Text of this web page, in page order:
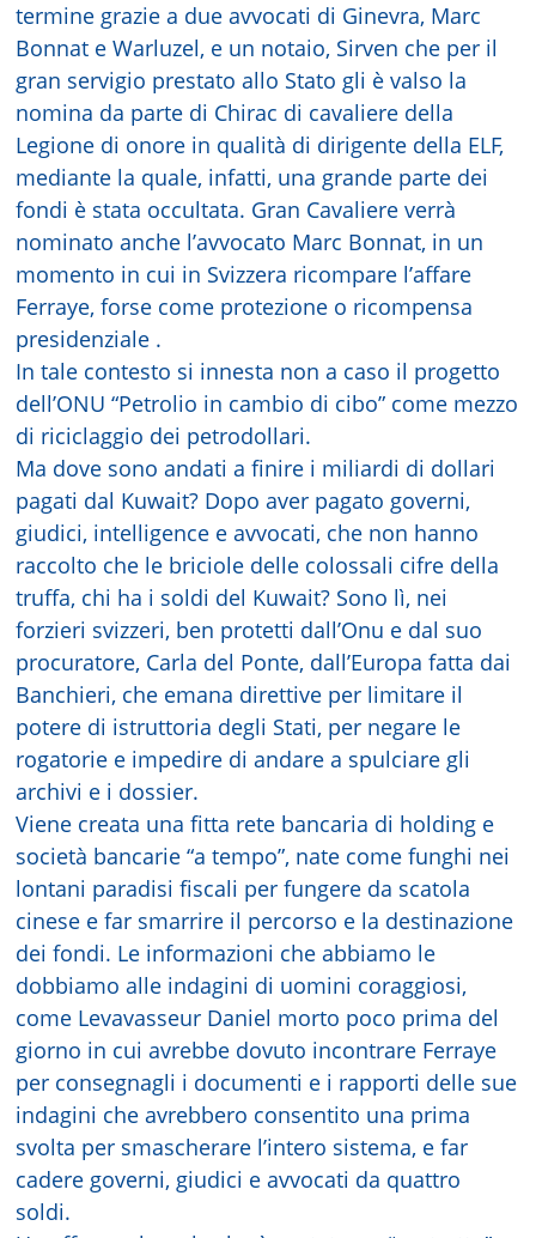
termine grazie a due avvocati di Ginevra, Marc
Bonnat e Warluzel, e un notaio, Sirven che per il
gran servigio prestato allo Stato gli è valso la
nomina da parte di Chirac di cavaliere della
Legione di onore in qualità di dirigente della ELF,
mediante la quale, infatti, una grande parte dei
fondi è stata occultata. Gran Cavaliere verrà
nominato anche l’avvocato Marc Bonnat, in un
momento in cui in Svizzera ricompare l’affare
Ferraye, forse come protezione o ricompensa
presidenziale .
In tale contesto si innesta non a caso il progetto
dell’ONU “Petrolio in cambio di cibo” come mezzo
di riciclaggio dei petrodollari.
Ma dove sono andati a finire i miliardi di dollari
pagati dal Kuwait? Dopo aver pagato governi,
giudici, intelligence e avvocati, che non hanno
raccolto che le briciole delle colossali cifre della
truffa, chi ha i soldi del Kuwait? Sono lì, nei
forzieri svizzeri, ben protetti dall’Onu e dal suo
procuratore, Carla del Ponte, dall’Europa fatta dai
Banchieri, che emana direttive per limitare il
potere di istruttoria degli Stati, per negare le
rogatorie e impedire di andare a spulciare gli
archivi e i dossier.
Viene creata una fitta rete bancaria di holding e
società bancarie “a tempo”, nate come funghi nei
lontani paradisi fiscali per fungere da scatola
cinese e far smarrire il percorso e la destinazione
dei fondi. Le informazioni che abbiamo le
dobbiamo alle indagini di uomini coraggiosi,
come Levavasseur Daniel morto poco prima del
giorno in cui avrebbe dovuto incontrare Ferraye
per consegnagli i documenti e i rapporti delle sue
indagini che avrebbero consentito una prima
svolta per smascherare l’intero sistema, e far
cadere governi, giudici e avvocati da quattro
soldi.